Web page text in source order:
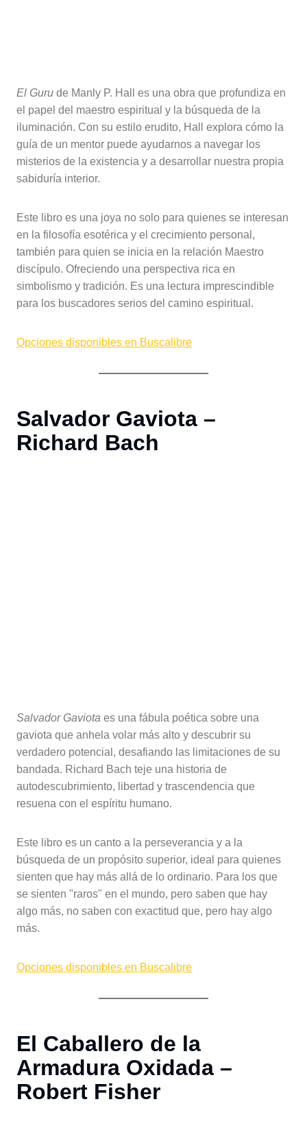
El Guru de Manly P. Hall es una obra que profundiza en
el papel del maestro espiritual y la búsqueda de la
iluminación. Con su estilo erudito, Hall explora cómo la
guía de un mentor puede ayudarnos a navegar los
misterios de la existencia y a desarrollar nuestra propia
sabiduría interior.
Este libro es una joya no solo para quienes se interesan
en la filosofía esotérica y el crecimiento personal,
también para quien se inicia en la relación Maestro
discípulo. Ofreciendo una perspectiva rica en
simbolismo y tradición. Es una lectura imprescindible
para los buscadores serios del camino espiritual.
Opciones disponibles en Buscalibre
Salvador Gaviota –
Richard Bach
Salvador Gaviota es una fábula poética sobre una
gaviota que anhela volar más alto y descubrir su
verdadero potencial, desafiando las limitaciones de su
bandada. Richard Bach teje una historia de
autodescubrimiento, libertad y trascendencia que
resuena con el espíritu humano.
Este libro es un canto a la perseverancia y a la
búsqueda de un propósito superior, ideal para quienes
sienten que hay más allá de lo ordinario. Para los que
se sienten "raros" en el mundo, pero saben que hay
algo más, no saben con exactitud que, pero hay algo
más.
Opciones disponibles en Buscalibre
El Caballero de la
Armadura Oxidada –
Robert Fisher